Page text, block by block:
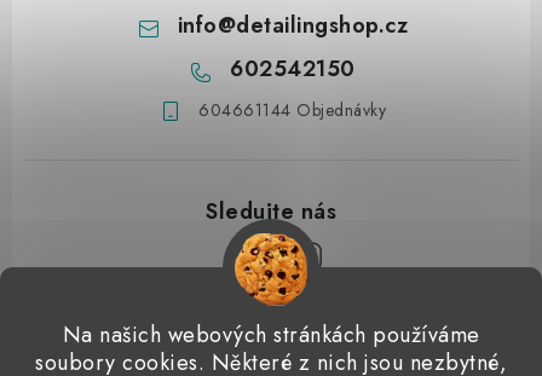
Na našich webových stránkách používáme
soubory cookies. Některé z nich jsou nezbytné,
info@detailingshop.cz
602542150
604661144 Objednávky